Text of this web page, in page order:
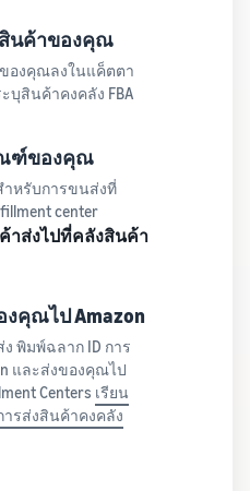
นค้าของคุณ
องคุณลงในแค็ตตา
บุสินค้าคงคลัง FBA
ฑ์ของคุณ
หรับการขนส่งที่
center
าส่งไปที่คลังสินค้า
คุณไป Amazon
พิมพ์ฉลาก ID การ
และส่งของคุณไป
Centers เรียน
ารส่งสินค้าคงคลัง